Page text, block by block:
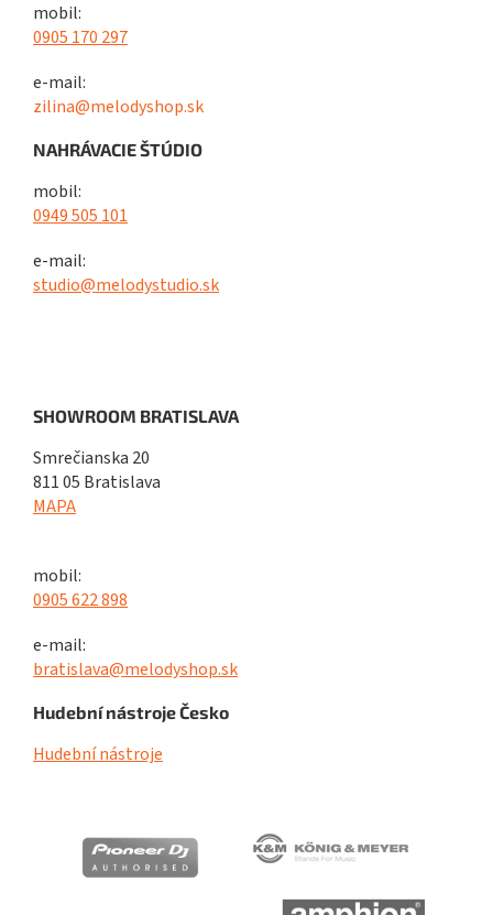
mobil:
0905 170 297
e-mail:
zilina@melodyshop.sk
NAHRÁVACIE ŠTÚDIO
mobil:
0949 505 101
e-mail:
studio@melodystudio.sk
SHOWROOM BRATISLAVA
Smrečianska 20
811 05 Bratislava
MAPA
mobil:
0905 622 898
e-mail:
bratislava@melodyshop.sk
Hudební nástroje Česko
Hudební nástroje